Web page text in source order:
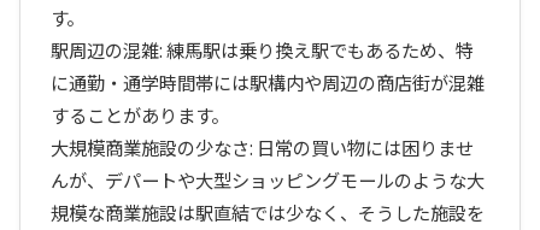
す。
駅周辺の混雑: 練馬駅は乗り換え駅でもあるため、特
に通勤・通学時間帯には駅構内や周辺の商店街が混雑
することがあります。
大規模商業施設の少なさ: 日常の買い物には困りませ
んが、デパートや大型ショッピングモールのような大
規模な商業施設は駅直結では少なく、そうした施設を